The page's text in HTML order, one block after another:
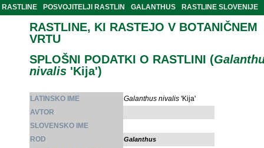
RASTLINE
POSVOJITELJI RASTLIN GALANTHUS RASTLINE SLOVENIJE
RASTLINE, KI RASTEJO V BOTANIČNEM
VRTU
SPLOŠNI PODATKI O RASTLINI (
nivalis 'Kija')
LATINSKO IME Galanthus nivalis 'Kija'
AVTOR
SLOVENSKO IME
ROD
Galanthus